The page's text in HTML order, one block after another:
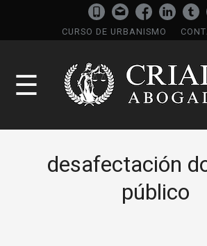
CURSO DE URBANISMO
☰
desafectación
público